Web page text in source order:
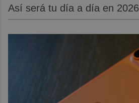
Así será tu día a día en 2026